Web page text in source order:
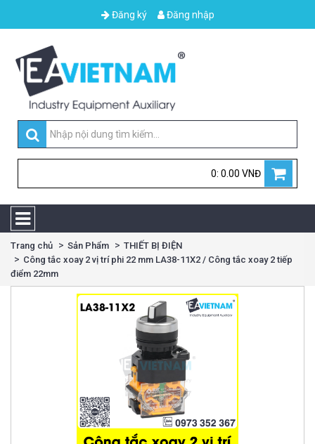
Đăng ký Đăng nhập
0: 0.00 VNĐ
Trang chủ Sản Phẩm
THIẾT BỊ ĐIỆN
Công tắc xoay 2 vị trí phi 22 mm LA38-11X2 / Công tắc xoay 2 tiếp
điểm 22mm